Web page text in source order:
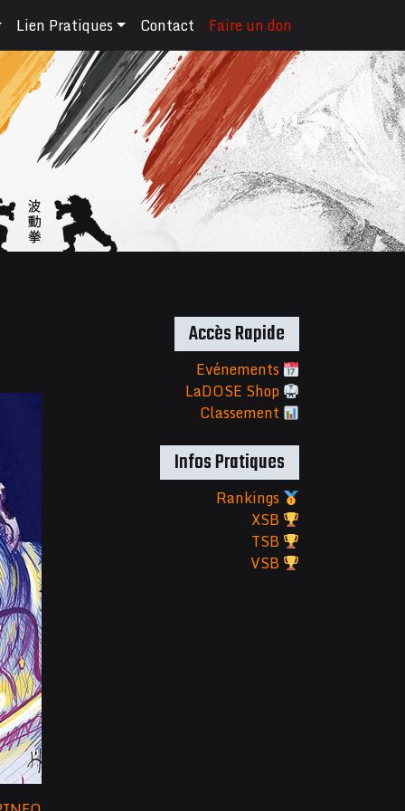
Lien Pratiques Contact Faire un don
Accès Rapide
Evénements
LaDOSE Shop
Classement
Infos Pratiques
Rankings
XSB
TSB
VSB